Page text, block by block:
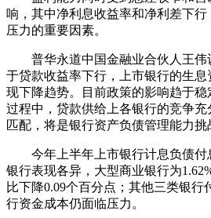
响，其中净利息收益率和净利差下
压力的重要因素。
普华永道中国金融业合伙人王伟
于贷款收益率下行，上市银行的生息
现下降趋势。目前政策的影响趋于
过程中，贷款供给上各银行的竞争
匹配，将是银行资产负债管理能力挑
今年上半年上市银行计息负债付
银行表现各异，大型商业银行为
比下降0.09个百分点；其他三类银行
行资金成本仍面临压力。